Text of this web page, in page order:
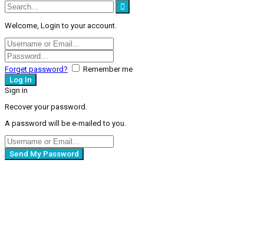
Welcome, Login to your account.
Forget password? Remember me
Sign in
Recover your password.
A password will be e-mailed to you.